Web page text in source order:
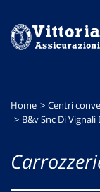
menu
contenuto
footer
Home
Centri
B&v Snc Di Vignali